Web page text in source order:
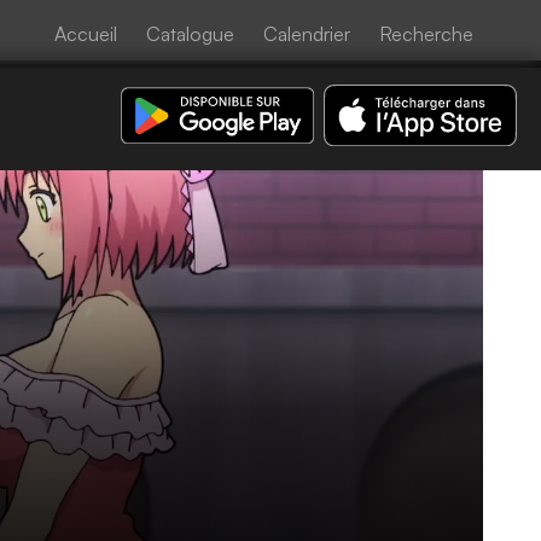
Accueil Catalogue Calendrier Recherche